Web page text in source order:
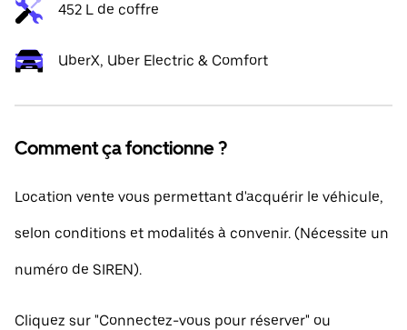
452 L de coffre
UberX, Uber Electric & Comfort
Comment ça fonctionne ?
Location vente vous permettant d'acquérir le véhicule,
selon conditions et modalités à convenir. (Nécessite un
numéro de SIREN).
Cliquez sur "Connectez-vous pour réserver" ou